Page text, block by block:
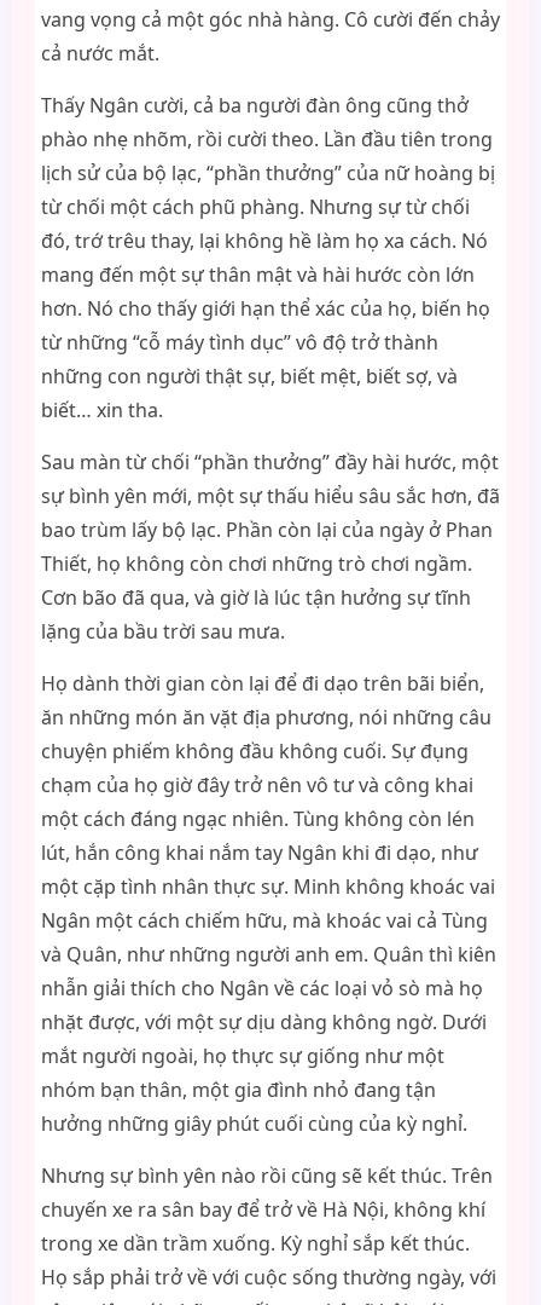
vang vọng cả một góc nhà hàng. Cô cười đến chảy
cả nước mắt.
Thấy Ngân cười, cả ba người đàn ông cũng thở
phào nhẹ nhõm, rồi cười theo. Lần đầu tiên trong
lịch sử của bộ lạc, “phần thưởng” của nữ hoàng bị
từ chối một cách phũ phàng. Nhưng sự từ chối
đó, trớ trêu thay, lại không hề làm họ xa cách. Nó
mang đến một sự thân mật và hài hước còn lớn
hơn. Nó cho thấy giới hạn thể xác của họ, biến họ
từ những “cỗ máy tình dục” vô độ trở thành
những con người thật sự, biết mệt, biết sợ, và
biết… xin tha.
Sau màn từ chối “phần thưởng” đầy hài hước, một
sự bình yên mới, một sự thấu hiểu sâu sắc hơn, đã
bao trùm lấy bộ lạc. Phần còn lại của ngày ở Phan
Thiết, họ không còn chơi những trò chơi ngầm.
Cơn bão đã qua, và giờ là lúc tận hưởng sự tĩnh
lặng của bầu trời sau mưa.
Họ dành thời gian còn lại để đi dạo trên bãi biển,
ăn những món ăn vặt địa phương, nói những câu
chuyện phiếm không đầu không cuối. Sự đụng
chạm của họ giờ đây trở nên vô tư và công khai
một cách đáng ngạc nhiên. Tùng không còn lén
lút, hắn công khai nắm tay Ngân khi đi dạo, như
một cặp tình nhân thực sự. Minh không khoác vai
Ngân một cách chiếm hữu, mà khoác vai cả Tùng
và Quân, như những người anh em. Quân thì kiên
nhẫn giải thích cho Ngân về các loại vỏ sò mà họ
nhặt được, với một sự dịu dàng không ngờ. Dưới
mắt người ngoài, họ thực sự giống như một
nhóm bạn thân, một gia đình nhỏ đang tận
hưởng những giây phút cuối cùng của kỳ nghỉ.
Nhưng sự bình yên nào rồi cũng sẽ kết thúc. Trên
chuyến xe ra sân bay để trở về Hà Nội, không khí
trong xe dần trầm xuống. Kỳ nghỉ sắp kết thúc.
Họ sắp phải trở về với cuộc sống thường ngày, với